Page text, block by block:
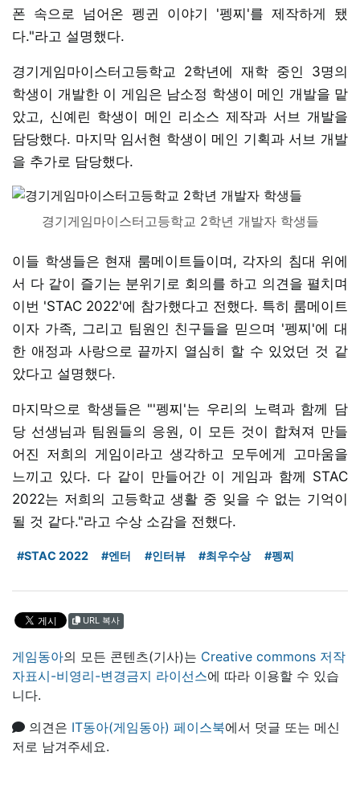
폰 속으로 넘어온 펭귄 이야기 '펭찌'를 제작하게 됐
다."라고 설명했다.
경기게임마이스터고등학교 2학년에 재학 중인 3명의
학생이 개발한 이 게임은 남소정 학생이 메인 개발을 맡
았고, 신예린 학생이 메인 리소스 제작과 서브 개발을
담당했다. 마지막 임서현 학생이 메인 기획과 서브 개발
을 추가로 담당했다.
경기게임마이스터고등학교 2학년 개발자 학생들
이들 학생들은 현재 룸메이트들이며, 각자의 침대 위에
서 다 같이 즐기는 분위기로 회의를 하고 의견을 펼치며
이번 'STAC 2022'에 참가했다고 전했다. 특히 룸메이트
이자 가족, 그리고 팀원인 친구들을 믿으며 '펭찌'에 대
한 애정과 사랑으로 끝까지 열심히 할 수 있었던 것 같
았다고 설명했다.
마지막으로 학생들은 "'펭찌'는 우리의 노력과 함께 담
당 선생님과 팀원들의 응원, 이 모든 것이 합쳐져 만들
어진 저희의 게임이라고 생각하고 모두에게 고마움을
느끼고 있다. 다 같이 만들어간 이 게임과 함께 STAC
2022는 저희의 고등학교 생활 중 잊을 수 없는 기억이
될 것 같다."라고 수상 소감을 전했다.
#STAC 2022 #엔터 #인터뷰 #최우수상 #펭찌
URL 복사
게임동아의 모든 콘텐츠(기사)는 Creative commons 저작
자표시-비영리-변경금지 라이선스에 따라 이용할 수 있습
니다.
의견은 IT동아(게임동아) 페이스북에서 덧글 또는 메신
저로 남겨주세요.